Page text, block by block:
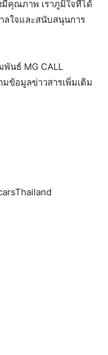
มีคุณภาพ เราภูมิใจที่ได้
ลใจและสนับสนุนการ
นธ์ MG CALL
ข้อมูลข่าวสารเพิ่มเติม